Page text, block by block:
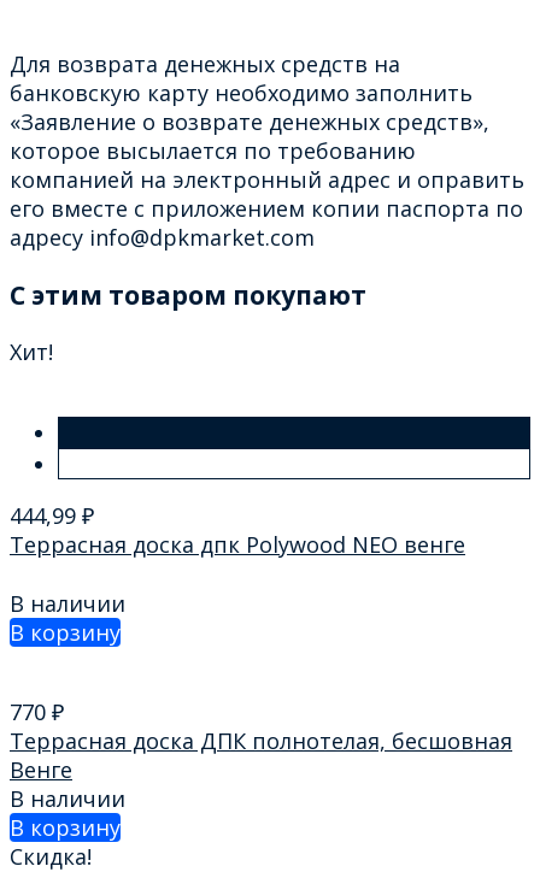
Для возврата денежных средств на
банковскую карту необходимо заполнить
«Заявление о возврате денежных средств»,
которое высылается по требованию
компанией на электронный адрес и оправить
его вместе с приложением копии паспорта по
адресу info@dpkmarket.com
C этим товаром покупают
Хит!
444,99 ₽
Террасная доска дпк Polywood NEO венге
В наличии
В корзину
770 ₽
Террасная доска ДПК полнотелая, бесшовная
Венге
В наличии
В корзину
Скидка!